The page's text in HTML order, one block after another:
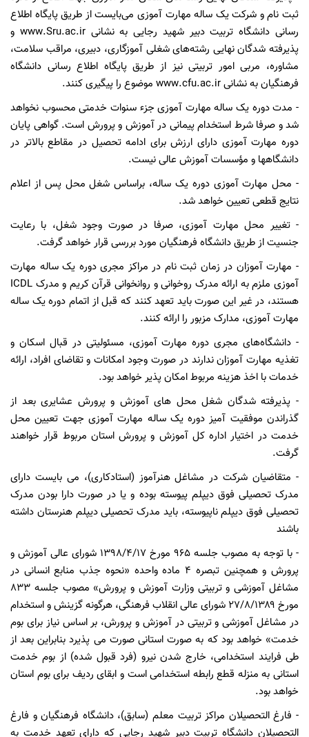
ثبت نام و شرکت یک ساله مهارت آموزی می‌بایست از طریق پایگاه اطلاع
رسانی دانشگاه تربیت دبیر شهید رجایی به نشانی www.Sru.ac.ir و
پذیرفته شدگان نهایی رشته‌های شغلی آموزگاری، دبیری، مراقب سلامت،
مشاوره، مربی امور تربیتی نیز از طریق پایگاه اطلاع رسانی دانشگاه
فرهنگیان به نشانی www.cfu.ac.ir موضوع را پیگیری کنند.
- مدت دوره یک ساله مهارت آموزی جزء سنوات خدمتی محسوب نخواهد
شد و صرفا شرط استخدام پیمانی در آموزش و پرورش است. گواهی پایان
دوره مهارت آموزی دارای ارزش برای ادامه تحصیل در مقاطع بالاتر در
دانشگاهها و مؤسسات آموزش عالی نیست.
- محل مهارت آموزی دوره یک ساله، براساس شغل محل پس از اعلام
نتایج قطعی تعیین خواهد شد.
- تغییر محل مهارت آموزی، صرفا در صورت وجود شغل، با رعایت
جنسیت از طریق دانشگاه فرهنگیان مورد بررسی قرار خواهد گرفت.
- مهارت آموزان در زمان ثبت نام در مراکز مجری دوره یک ساله مهارت
آموزی ملزم به ارائه مدرک روخوانی و روانخوانی قرآن کریم و مدرک ICDL
هستند، در غیر این صورت باید تعهد کنند که قبل از اتمام دوره یک ساله
مهارت آموزی، مدارک مزبور را ارائه کنند.
- دانشگاه‌های مجری دوره مهارت آموزی، مسئولیتی در قبال اسکان و
تغذیه مهارت آموزان ندارند در صورت وجود امکانات و تقاضای افراد، ارائه
خدمات با اخذ هزینه مربوط امکان پذیر خواهد بود.
- پذیرفته شدگان شغل محل های آموزش و پرورش عشایری بعد از
گذراندن موفقیت آمیز دوره یک ساله مهارت آموزی جهت تعیین محل
خدمت در اختیار اداره کل آموزش و پرورش استان مربوط قرار خواهند
گرفت.
- متقاضیان شرکت در مشاغل هنرآموز (استادکاری)، می بایست دارای
مدرک تحصیلی فوق دیپلم پیوسته بوده و یا در صورت دارا بودن مدرک
تحصیلی فوق دیپلم ناپیوسته، باید مدرک تحصیلی دیپلم هنرستان داشته
باشند
- با توجه به مصوب جلسه ۹۶۵ مورخ ۱۳۹۸/۴/۱۷ شورای عالی آموزش و
پرورش و همچنین تبصره ۴ ماده واحده «نحوه جذب منابع انسانی در
مشاغل آموزشی و تربیتی وزارت آموزش و پرورش» مصوب جلسه ۸۳۳
مورخ ۲۷/۸/۱۳۸۹ شورای عالی انقلاب فرهنگی، هرگونه گزینش و استخدام
در مشاغل آموزشی و تربیتی در آموزش و پرورش، بر اساس نیاز برای بوم
خدمت» خواهد بود که به صورت استانی صورت می پذیرد بنابراین بعد از
طی فرایند استخدامی، خارج شدن نیرو (فرد قبول شده) از بوم خدمت
استانی به منزله قطع رابطه استخدامی است و ابقای ردیف برای بوم استان
خواهد بود.
- فارغ التحصیلان مراکز تربیت معلم (سابق)، دانشگاه فرهنگیان و فارغ
التحصیلان دانشگاه تربیت دبیر شهید رجایی که دارای تعهد خدمت به